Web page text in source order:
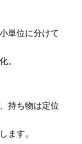
単位に分けて
。
持ち物は定位
ます。